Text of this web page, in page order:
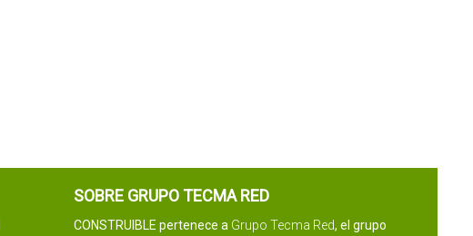
SOBRE GRUPO TECMA RED
CONSTRUIBLE pertenece a Grupo Tecma Red, el grupo